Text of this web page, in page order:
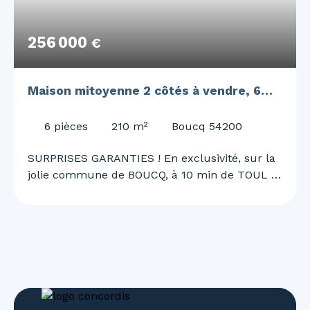
256 000 €
Maison mitoyenne 2 côtés à vendre, 6
6 pièces 210 m² Boucq 54200
SURPRISES GARANTIES ! En exclusivité, sur la
jolie commune de BOUCQ, à 10 min de TOUL et
belle entrée avec son SAS de 18 m² - Un grand